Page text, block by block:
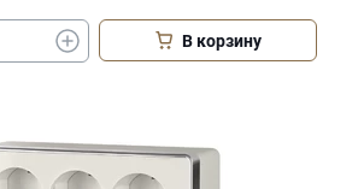
В корзину